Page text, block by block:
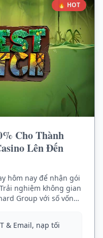
🔥 HOT
Cho Thành
Lên Đến
hôm nay để nhận gói
nghiệm không gian
Group với số vốn
& Email, nạp tối